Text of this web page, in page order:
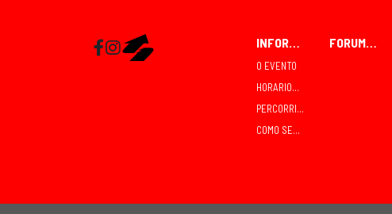
INFORMACIÓN
O EVENTO
HORARIOS E COMPETICIÓNS
PERCORRIDOS
COMO SEGUIR O CROSS?
FORUM CEAO
Facebook
InstagramRaceMapp